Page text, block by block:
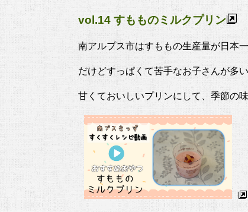
vol.14 すもものミルクプリン
南アルプス市はすももの生産量が日本一
だけどすっぱくて苦手なお子さんが多
甘くておいしいプリンにして、季節の